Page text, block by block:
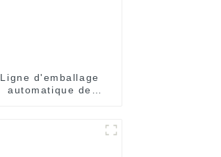
Ligne d'emballage
automatique de